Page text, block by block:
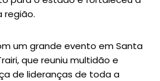
região.
um grande evento em Santa
que reuniu multidão e
de lideranças de toda a